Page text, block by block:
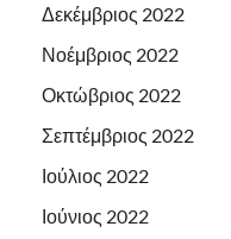
Δεκέμβριος 2022
Νοέμβριος 2022
Οκτώβριος 2022
Σεπτέμβριος 2022
Ιούλιος 2022
Ιούνιος 2022